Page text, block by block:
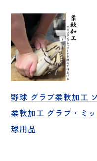
野球 グラブ柔軟加工
柔軟加工 グラブ・ミ
球用品